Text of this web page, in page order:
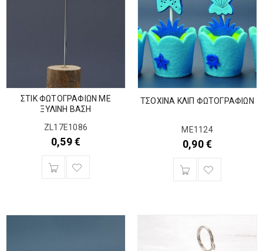
ΣΤΙΚ ΦΩΤΟΓΡΑΦΙΩΝ ΜΕ
ΞΥΛΙΝΗ ΒΑΣΗ
ZL17E1086
0,59€
ΤΣΟΧΙΝΑ ΚΛΙΠ ΦΩΤΟΓΡΑΦΙΩΝ
ΜΕ1124
0,90€